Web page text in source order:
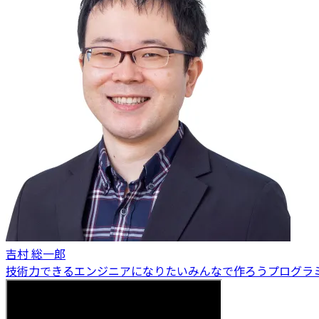
吉村 総一郎
技術力できるエンジニアになりたいみんなで作ろう プログラ